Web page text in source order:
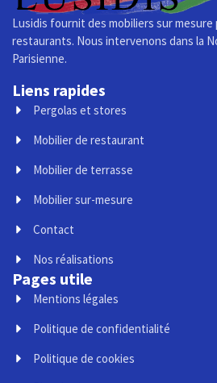
Lusidis fournit des mobiliers sur mesure
restaurants. Nous intervenons dans la
Parisienne.
Liens rapides
Pergolas et stores
Mobilier de restaurant
Mobilier de terrasse
Mobilier sur-mesure
Contact
Nos réalisations
Pages utile
Mentions légales
Politique de confidentialité
Politique de cookies